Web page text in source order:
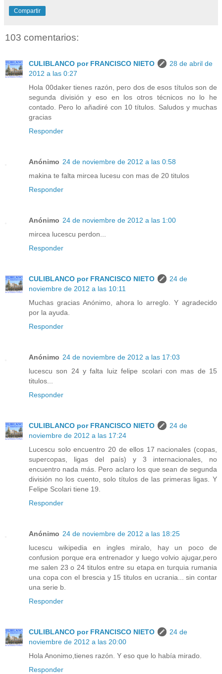
Compartir
103 comentarios:
CULIBLANCO por FRANCISCO NIETO
28 de abril de
2012 a las 0:27
Hola 00daker tienes razón, pero dos de esos títulos son de
segunda división y eso en los otros técnicos no lo he
contado. Pero lo añadiré con 10 títulos. Saludos y muchas
gracias
Responder
Anónimo 24 de noviembre de 2012 a las 0:58
makina te falta mircea lucesu con mas de 20 titulos
Responder
Anónimo 24 de noviembre de 2012 a las 1:00
mircea lucescu perdon...
Responder
CULIBLANCO por FRANCISCO NIETO
24 de
noviembre de 2012 a las 10:11
Muchas gracias Anónimo, ahora lo arreglo. Y agradecido
por la ayuda.
Responder
Anónimo 24 de noviembre de 2012 a las 17:03
lucescu son 24 y falta luiz felipe scolari con mas de 15
titulos...
Responder
CULIBLANCO por FRANCISCO NIETO
24 de
noviembre de 2012 a las 17:24
Lucescu solo encuentro 20 de ellos 17 nacionales (copas,
supercopas, ligas del país) y 3 internacionales, no
encuentro nada más. Pero aclaro los que sean de segunda
división no los cuento, solo títulos de las primeras ligas. Y
Felipe Scolari tiene 19.
Responder
Anónimo 24 de noviembre de 2012 a las 18:25
lucescu wikipedia en ingles miralo, hay un poco de
confusion porque era entrenador y luego volvio ajugar,pero
me salen 23 o 24 titulos entre su etapa en turquia rumania
una copa con el brescia y 15 titulos en ucrania... sin contar
una serie b.
Responder
CULIBLANCO por FRANCISCO NIETO
24 de
noviembre de 2012 a las 20:00
Hola Anonimo,tienes razón. Y eso que lo había mirado.
Responder